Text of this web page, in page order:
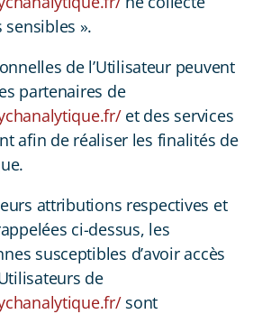
».
de l’Utilisateur peuvent
partenaires de
et des services
afin de réaliser les finalités de
attributions respectives et
ci-dessus, les
susceptibles d’avoir accès
de
sont